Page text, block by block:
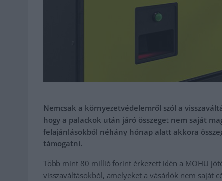
Nemcsak a környezetvédelemről szól a
hogy a palackok után járó összeget nem saját
felajánlásokból néhány hónap alatt akkora
támogatni.
Több mint 80 millió forint érkezett idén a MOHU
visszaváltásokból, amelyeket a vásárlók nem saját